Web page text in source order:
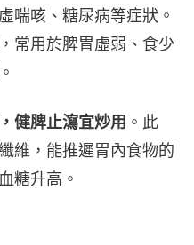
喘咳、糖尿病等症狀。
常用於脾胃虛弱、食少
健脾止瀉宜炒用 。此
維，能推遲胃內食物的
糖升高。